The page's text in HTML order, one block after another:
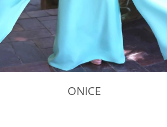
ONICE